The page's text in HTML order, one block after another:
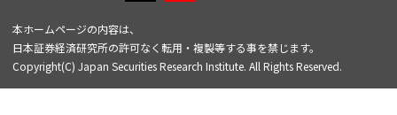
本ホームページの内容は、
日本証券経済研究所の許可なく転用・複製等する事を禁じます。
Copyright(C) Japan Securities Research Institute. All Rights Reserved.